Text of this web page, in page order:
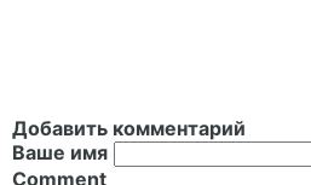
Добавить комментарий
Ваше имя
Comment